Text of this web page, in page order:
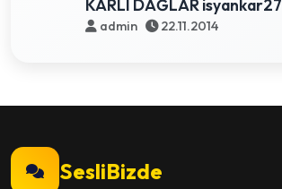
KARLI DAĞLAR isyankar27
admin 22.11.2014
SesliBizde